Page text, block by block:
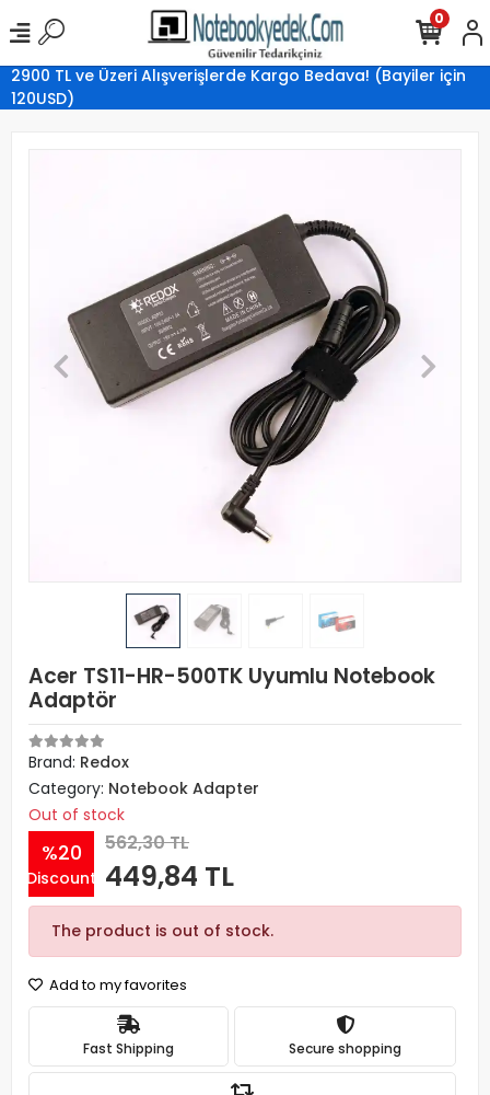
2900 TL ve Üzeri Alışverişlerde Kargo Bedava! (Bayiler için
120USD)
0
Acer TS11-HR-500TK Uyumlu Notebook
Adaptör
Brand: Redox
Category: Notebook Adapter
Out of stock
%20
Discount
562,30 TL
449,84 TL
The product is out of stock.
Add to my favorites
Fast Shipping Secure shopping